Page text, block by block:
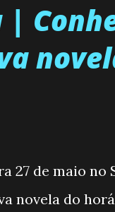
de maio no
novela do